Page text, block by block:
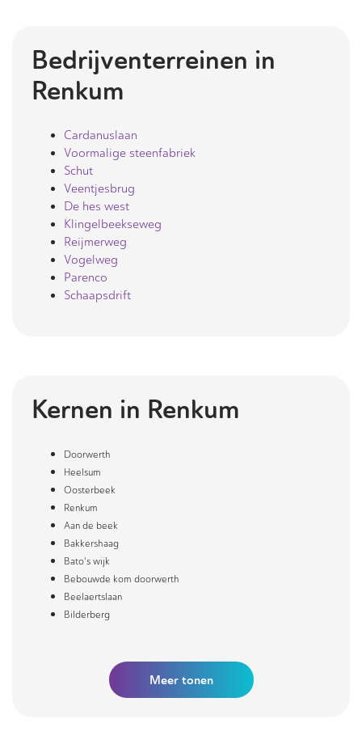
Bedrijventerreinen in
Renkum
Cardanuslaan
Voormalige steenfabriek
Schut
Veentjesbrug
De hes west
Klingelbeekseweg
Reijmerweg
Vogelweg
Parenco
Schaapsdrift
Kernen in Renkum
Doorwerth
Heelsum
Oosterbeek
Renkum
Aan de beek
Bakkershaag
Bato's wijk
Bebouwde kom doorwerth
Beelaertslaan
Bilderberg
Meertonen